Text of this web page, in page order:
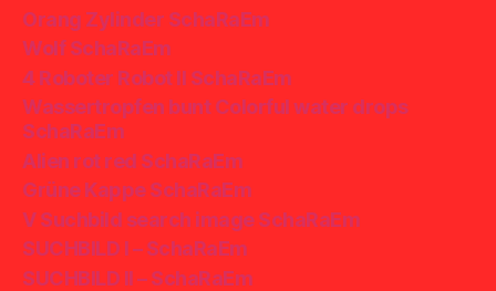
Orang Zylinder SchaRaEm
Wolf SchaRaEm
4 Roboter Robot II SchaRaEm
Wassertropfen bunt Colorful water drops
SchaRaEm
Alien rot red SchaRaEm
Grüne Kappe SchaRaEm
V Suchbild search image SchaRaEm
SUCHBILD I – SchaRaEm
SUCHBILD II – SchaRaEm